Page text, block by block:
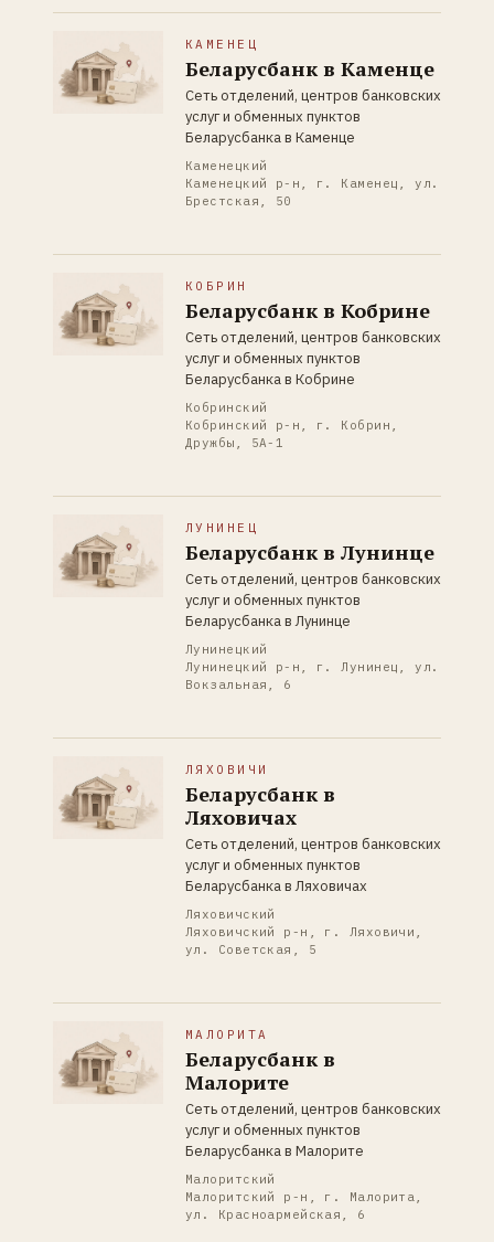
КАМЕНЕЦ
Беларусбанк в Каменце
Сеть отделений, центров банковских
услуг и обменных пунктов
Беларусбанка в Каменце
Каменецкий
Каменецкий р-н, г. Каменец, ул.
Брестская, 50
КОБРИН
Беларусбанк в Кобрине
Сеть отделений, центров банковских
услуг и обменных пунктов
Беларусбанка в Кобрине
Кобринский
Кобринский р-н, г. Кобрин,
Дружбы, 5А-1
ЛУНИНЕЦ
Беларусбанк в Лунинце
Сеть отделений, центров банковских
услуг и обменных пунктов
Беларусбанка в Лунинце
Лунинецкий
Лунинецкий р-н, г. Лунинец, ул.
Вокзальная, 6
ЛЯХОВИЧИ
Беларусбанк в
Ляховичах
Сеть отделений, центров банковских
услуг и обменных пунктов
Беларусбанка в Ляховичах
Ляховичский
Ляховичский р-н, г. Ляховичи,
ул. Советская, 5
МАЛОРИТА
Беларусбанк в
Малорите
Сеть отделений, центров банковских
услуг и обменных пунктов
Беларусбанка в Малорите
Малоритский
Малоритский р-н, г. Малорита,
ул. Красноармейская, 6